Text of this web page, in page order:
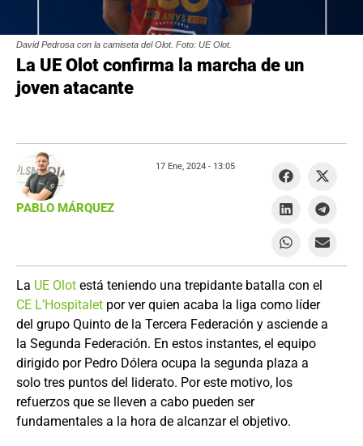
David Pedrosa con la camiseta del Olot. Foto: UE Olot.
La UE Olot confirma la marcha de un
joven atacante
La UE Olot está teniendo una trepidante batalla con el
CE L’Hospitalet por ver quien acaba la liga como líder
del grupo Quinto de la Tercera Federación y asciende a
la Segunda Federación. En estos instantes, el equipo
dirigido por Pedro Dólera ocupa la segunda plaza a
solo tres puntos del liderato. Por este motivo, los
refuerzos que se lleven a cabo pueden ser
fundamentales a la hora de alcanzar el objetivo.
PABLO MÁRQUEZ
17 Ene, 2024 - 13:05